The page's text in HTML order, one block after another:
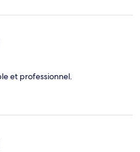
et professionnel.